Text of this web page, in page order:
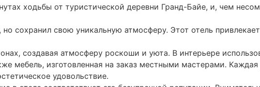
ходьбы от туристической деревни Гранд-Байе, и, чем
сохранил свою уникальную атмосферу. Этот отель
создавая атмосферу роскоши и уюта. В интерьере
мебель, изготовленная на заказ местными мастерами.
удовольствие.